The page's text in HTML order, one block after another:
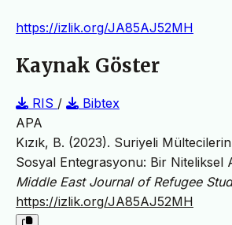
https://izlik.org/JA85AJ52MH
Kaynak Göster
RIS /
Bibtex
APA
Kızık, B. (2023). Suriyeli
Sosyal Entegrasyonu: Bir Niteliksel
Middle East Journal of Refugee
https://izlik.org/JA85AJ52MH